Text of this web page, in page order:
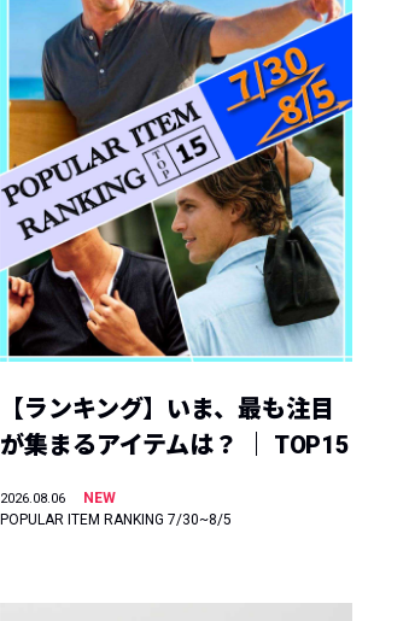
【ランキング】いま、最も注目
が集まるアイテムは？ ｜ TOP15
2026.08.06
NEW
POPULAR ITEM RANKING 7/30~8/5